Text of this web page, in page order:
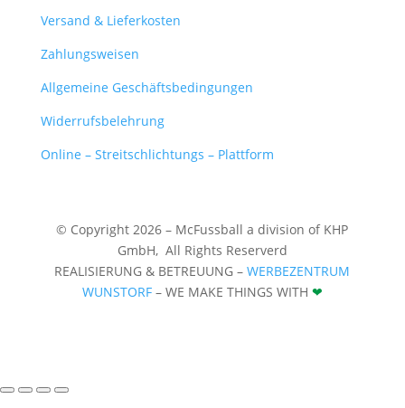
Versand & Lieferkosten
Zahlungsweisen
Allgemeine Geschäftsbedingungen
Widerrufsbelehrung
Online – Streitschlichtungs – Plattform
© Copyright 2026 – McFussball a division of KHP
GmbH, All Rights Reserverd
REALISIERUNG & BETREUUNG –WERBEZENTRUM
WUNSTORF– WE MAKE THINGS WITH ❤